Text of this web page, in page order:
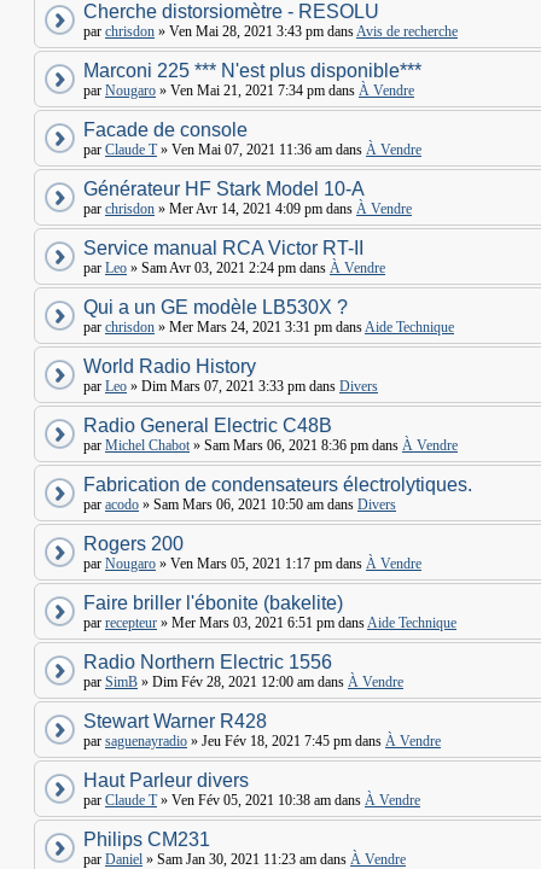
Cherche distorsiomètre - RESOLU
par chrisdon » Ven Mai 28, 2021 3:43 pm dansAvis de recherche
Marconi 225 *** N'est plus disponible***
par Nougaro » Ven Mai 21, 2021 7:34 pm dans À Vendre
Facade de console
par Claude T» Ven Mai 07, 2021 11:36 am dans À Vendre
Générateur HF Stark Model 10-A
par chrisdon » Mer Avr 14, 2021 4:09 pm dans À Vendre
Service manual RCA Victor RT-II
par Leo » Sam Avr 03, 2021 2:24 pm dans À Vendre
Qui a un GE modèle LB530X ?
par chrisdon » Mer Mars 24, 2021 3:31 pm dansAide Technique
World Radio History
par Leo » Dim Mars 07, 2021 3:33 pm dans Divers
Radio General Electric C48B
par Michel Chabot» Sam Mars 06, 2021 8:36 pm dans À Vendre
Fabrication de condensateurs électrolytiques.
par acodo » Sam Mars 06, 2021 10:50 am dans Divers
Rogers 200
par Nougaro » Ven Mars 05, 2021 1:17 pm dans À Vendre
Faire briller l'ébonite (bakelite)
par recepteur » Mer Mars 03, 2021 6:51 pm dansAide Technique
Radio Northern Electric 1556
par SimB » Dim Fév 28, 2021 12:00 am dans À Vendre
Stewart Warner R428
par saguenayradio » Jeu Fév 18, 2021 7:45 pm dans À Vendre
Haut Parleur divers
par Claude T» Ven Fév 05, 2021 10:38 am dans À Vendre
Philips CM231
par Daniel » Sam Jan 30, 2021 11:23 am dans À Vendre